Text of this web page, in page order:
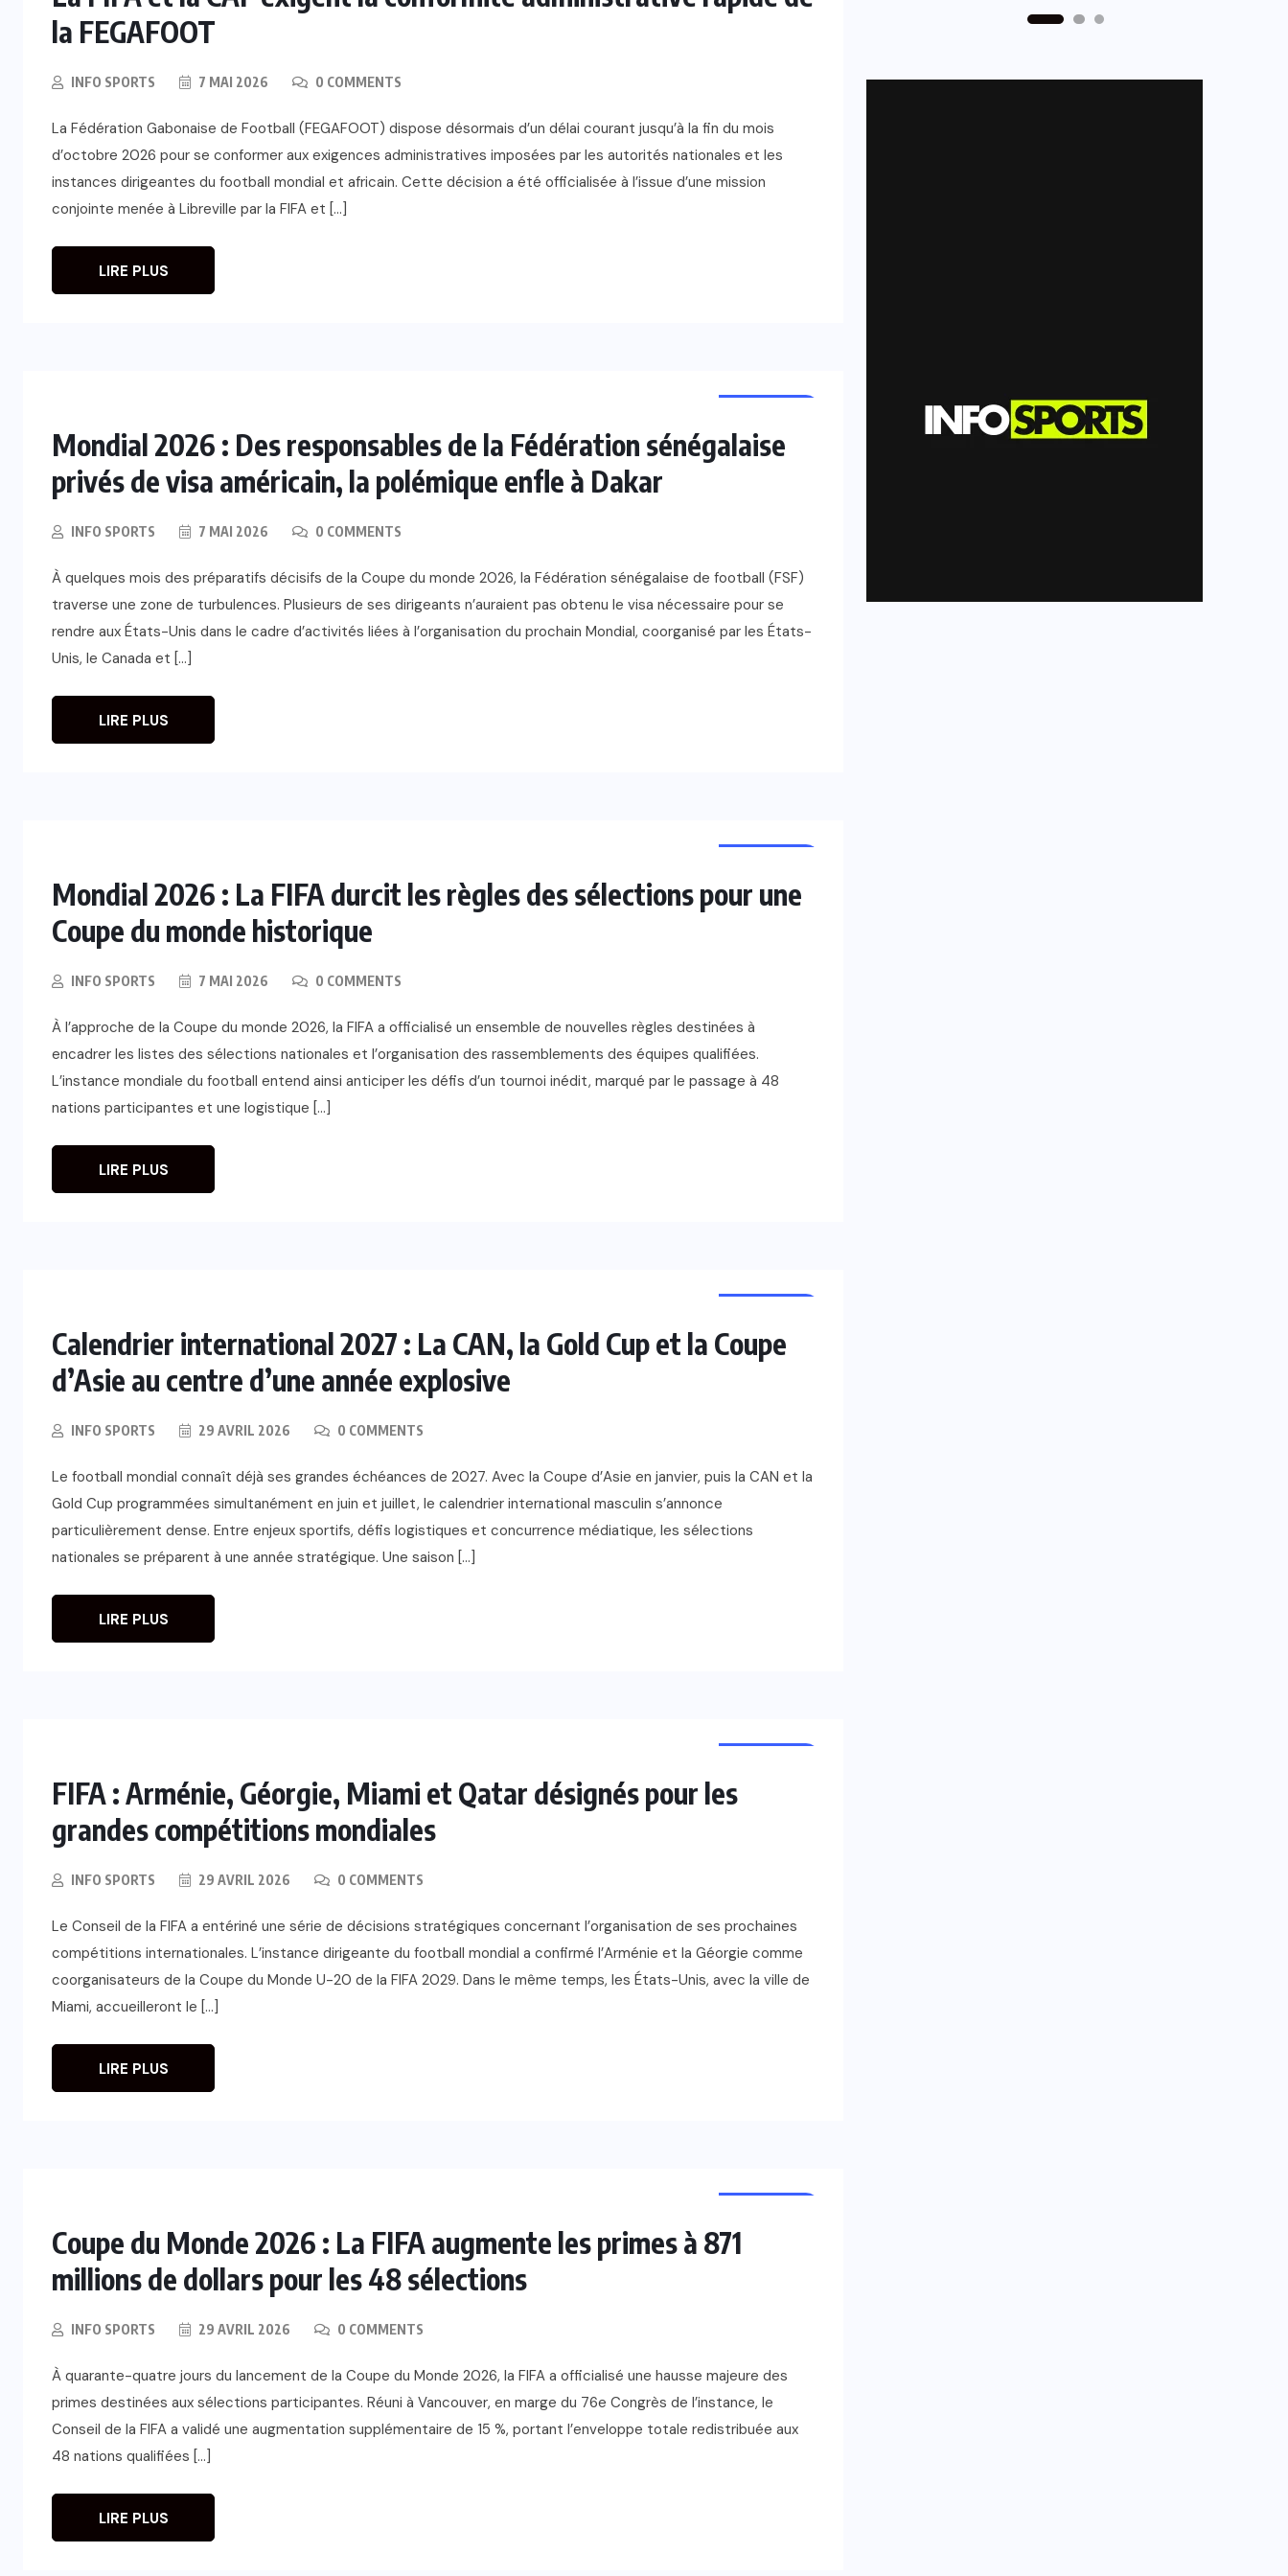
la FEGAFOOT
INFO SPORTS 7 MAI 2026 0 COMMENTS
La Fédération Gabonaise de Football (FEGAFOOT) dispose désormais d’un délai courant jusqu’à la fin du mois
d’octobre 2026 pour se conformer aux exigences administratives imposées par les autorités nationales et les
instances dirigeantes du football mondial et africain. Cette décision a été officialisée à l’issue d’une mission
conjointe menée à Libreville par la FIFA et […]
LIRE PLUS
Mondial 2026 : Des responsables de la Fédération sénégalaise
privés de visa américain, la polémique enfle à Dakar
INFO SPORTS 7 MAI 2026 0 COMMENTS
À quelques mois des préparatifs décisifs de la Coupe du monde 2026, la Fédération sénégalaise de football (FSF)
traverse une zone de turbulences. Plusieurs de ses dirigeants n’auraient pas obtenu le visa nécessaire pour se
rendre aux États-Unis dans le cadre d’activités liées à l’organisation du prochain Mondial, coorganisé par les États-
Unis, le Canada et […]
LIRE PLUS
Mondial 2026 : La FIFA durcit les règles des sélections pour une
Coupe du monde historique
INFO SPORTS 7 MAI 2026 0 COMMENTS
À l’approche de la Coupe du monde 2026, la FIFA a officialisé un ensemble de nouvelles règles destinées à
encadrer les listes des sélections nationales et l’organisation des rassemblements des équipes qualifiées.
L’instance mondiale du football entend ainsi anticiper les défis d’un tournoi inédit, marqué par le passage à 48
nations participantes et une logistique […]
LIRE PLUS
Calendrier international 2027 : La CAN, la Gold Cup et la Coupe
d’Asie au centre d’une année explosive
INFO SPORTS 29 AVRIL 2026 0 COMMENTS
Le football mondial connaît déjà ses grandes échéances de 2027. Avec la Coupe d’Asie en janvier, puis la CAN et la
Gold Cup programmées simultanément en juin et juillet, le calendrier international masculin s’annonce
particulièrement dense. Entre enjeux sportifs, défis logistiques et concurrence médiatique, les sélections
nationales se préparent à une année stratégique. Une saison […]
LIRE PLUS
FIFA : Arménie, Géorgie, Miami et Qatar désignés pour les
grandes compétitions mondiales
INFO SPORTS 29 AVRIL 2026 0 COMMENTS
Le Conseil de la FIFA a entériné une série de décisions stratégiques concernant l’organisation de ses prochaines
compétitions internationales. L’instance dirigeante du football mondial a confirmé l’Arménie et la Géorgie comme
coorganisateurs de la Coupe du Monde U-20 de la FIFA 2029. Dans le même temps, les États-Unis, avec la ville de
Miami, accueilleront le […]
LIRE PLUS
Coupe du Monde 2026 : La FIFA augmente les primes à 871
millions de dollars pour les 48 sélections
INFO SPORTS 29 AVRIL 2026 0 COMMENTS
À quarante-quatre jours du lancement de la Coupe du Monde 2026, la FIFA a officialisé une hausse majeure des
primes destinées aux sélections participantes. Réuni à Vancouver, en marge du 76e Congrès de l’instance, le
Conseil de la FIFA a validé une augmentation supplémentaire de 15 %, portant l’enveloppe totale redistribuée aux
48 nations qualifiées […]
LIRE PLUS